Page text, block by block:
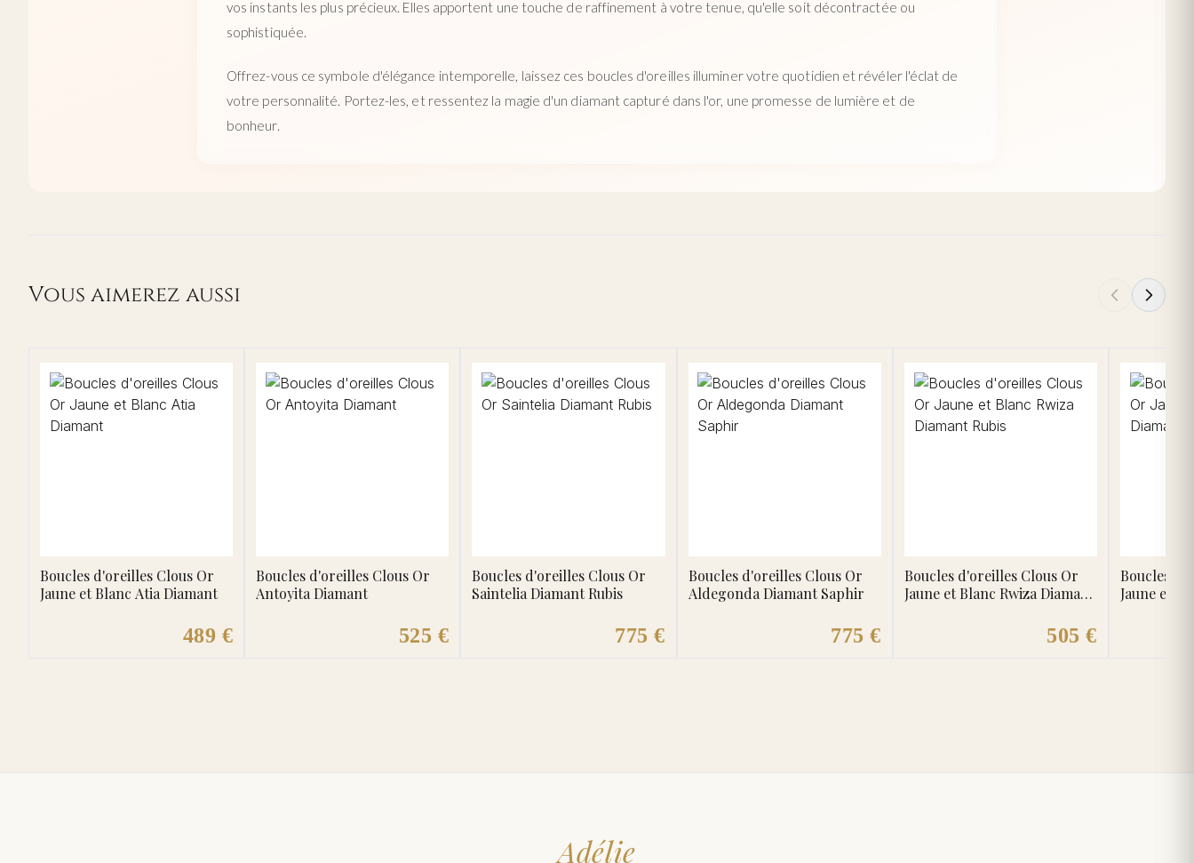
vos instants les plus précieux. Elles apportent une touche de raffinement à votre tenue, qu'elle soit décontractée ou
sophistiquée.
Offrez-vous ce symbole d'élégance intemporelle, laissez ces boucles d'oreilles illuminer votre quotidien et révéler l'éclat de
votre personnalité. Portez-les, et ressentez la magie d'un diamant capturé dans l'or, une promesse de lumière et de
bonheur.
Vous aimerez aussi
Boucles d'oreilles Clous Or
Jaune et Blanc Atia Diamant
489 €
Boucles d'oreilles Clous Or
Antoyita Diamant
525 €
Boucles d'oreilles Clous Or
Saintelia Diamant Rubis
775 €
Boucles d'oreilles Clous Or
Aldegonda Diamant Saphir
775 €
Boucles d'oreilles Clous Or
Jaune et Blanc Rwiza Diamant
505 €
Boucles
Jaune et
Adélie